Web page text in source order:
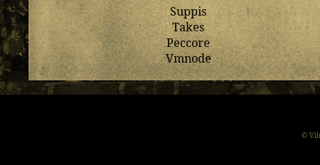
Suppis
Takes
Peccore
Vmnode
©